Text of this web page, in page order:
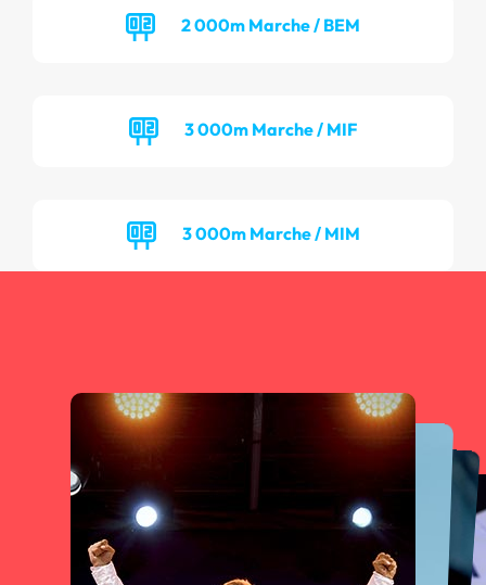
2 000m Marche / BEM
3 000m Marche / MIF
3 000m Marche / MIM